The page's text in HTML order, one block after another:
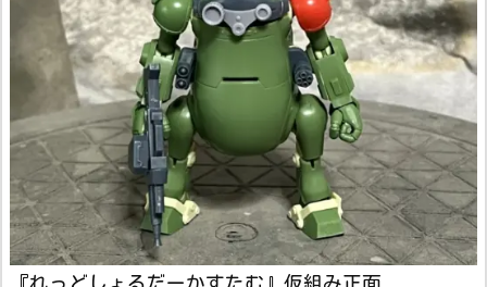
『れっどしょるだーかすたむ』仮組み正面